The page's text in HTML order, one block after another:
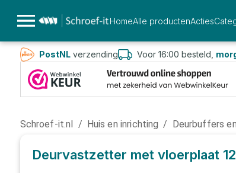
HomeAlle productenActies
PostNLverzending Voor 16:00 besteld,
Schroef-it.nl / Huis en inrichting / Deurbuffers
Deurvastzetter met vloerplaat